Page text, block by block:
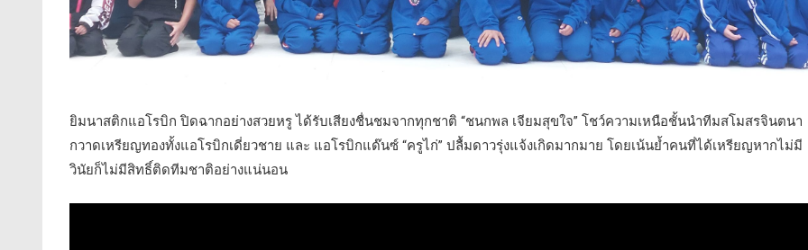
ยิมนาสติกแอโรบิก ปิดฉากอย่างสวยหรู ได้รับเสียงชื่นชมจากทุกชาติ “ชนกพล เจียมสุขใจ” โชว์ความเหนือชั้นนำทีมสโมสรจินตนา
กวาดเหรียญทองทั้งแอโรบิกเดี่ยวชาย และ แอโรบิกแด๊นซ์ “ครูไก่” ปลื้มดาวรุ่งแจ้งเกิดมากมาย โดยเน้นย้ำคนที่ได้เหรียญหากไม่มี
วินัยก็ไม่มีสิทธิ์ติดทีมชาติอย่างแน่นอน